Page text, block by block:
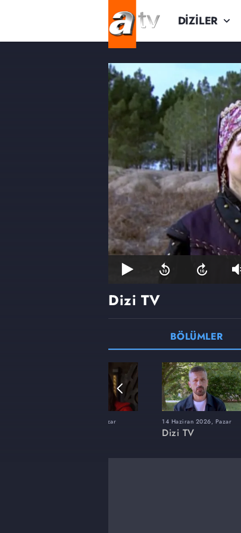
DİZİLER
Dizi TV
BÖLÜMLER
22 Şubat 2026, Pazar 14 Haziran 2026, Pazar
Dizi TV